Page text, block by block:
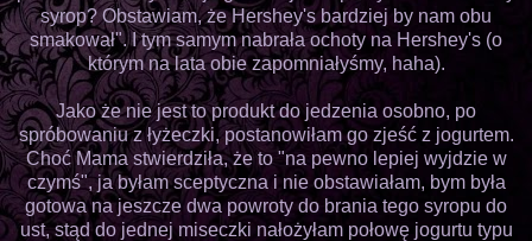
syrop? Obstawiam, że Hershey's bardziej by nam obu
smakował". I tym samym nabrała ochoty na Hershey's (o
którym na lata obie zapomniałyśmy, haha).
Jako że nie jest to produkt do jedzenia osobno, po
spróbowaniu z łyżeczki, postanowiłam go zjeść z jogurtem.
Choć Mama stwierdziła, że to "na pewno lepiej wyjdzie w
czymś", ja byłam sceptyczna i nie obstawiałam, bym była
gotowa na jeszcze dwa powroty do brania tego syropu do
ust, stąd do jednej miseczki nałożyłam połowę jogurtu typu